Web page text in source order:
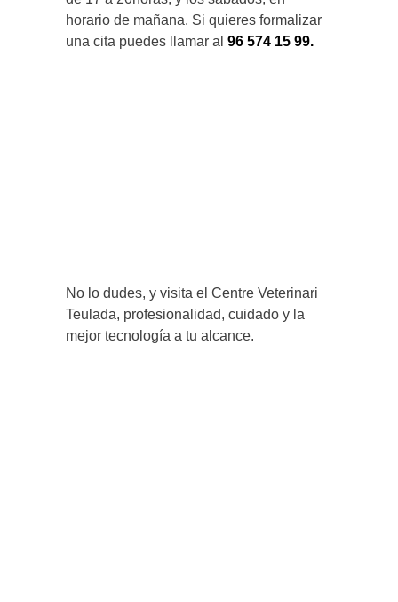
horario de mañana. Si quieres formalizar
una cita puedes llamar al 96 574 15 99.
No lo dudes, y visita el Centre Veterinari
Teulada, profesionalidad, cuidado y la
mejor tecnología a tu alcance.